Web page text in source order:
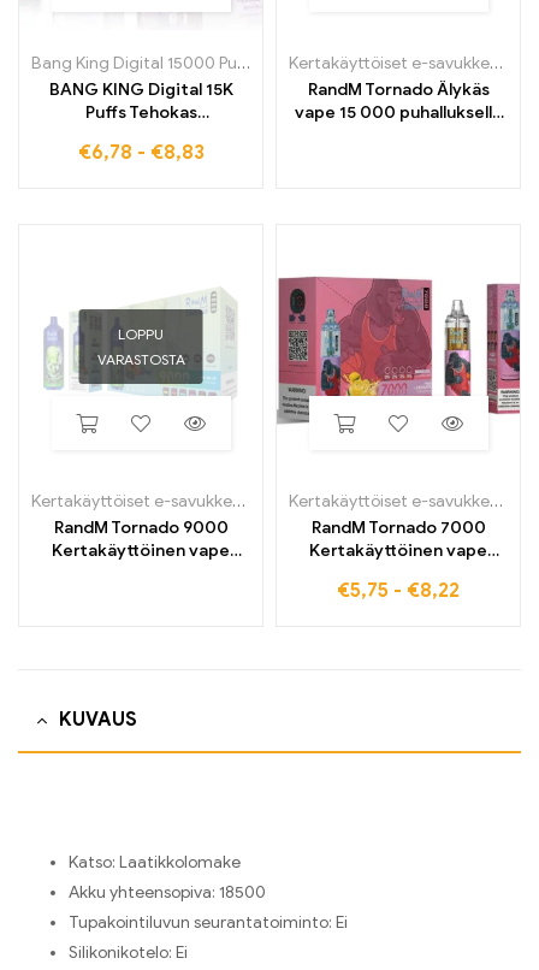
Bang King Digital 15000 Puffs
BANG KING Digital 15K
Puffs Tehokas
jolla on voimakas maku
€6,78 - €8,83
Kertakäyttöiset e-savukkeet
RandM Tornado Älykäs
vape 15 000 puhalluksella
LOPPU
VARASTOSTA
Kertakäyttöiset e-savukkeet
Kertakäyttöiset sähkösavukkeet
RandM Tornado 9000
Kertakäyttöinen vape
Kertakäyttöiset e-savukkeet
RandM Tornado 7000
Kertakäyttöinen vape
€5,75 - €8,22
KUVAUS
Katso: Laatikkolomake
Akku yhteensopiva: 18500
Tupakointiluvun seurantatoiminto: Ei
Silikonikotelo: Ei